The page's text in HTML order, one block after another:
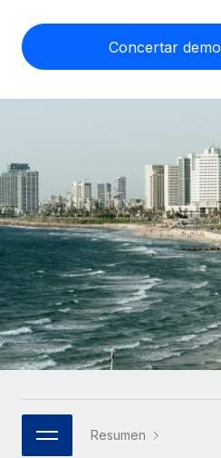
cumpliendo la normativa.
Externaliza tareas laborales
INFRAESTRUCTURA
Conexión Remote
Integra los RR. HH. en tus
complicaciones.
Plataforma
Funciones esenciales de
Conectar
Conecta cualquier
Comparador de Remote
Compáranos con otras
Soluciones ágiles de RR.
empresas en crecimiento.
Mediana empresa
Amplía tu equipo con
personalizadas.
Empresa
RR. HH. globales para
ASOCIARSE
Socios tecnológicos
Integra la gestión de los RR.
cualquier país.
APRENDIZAJE CON REMOTE
Guías y recursos
Casos prácticos
Glosario de RR. HH.
Listas de verificación y
Biblioteca de descripciones
Webinarios
English
Nederlands
Deutsch
Español
Italiano
Português (Portugal)
日本語
한국어
中文（简体）
Concertar
Resumen